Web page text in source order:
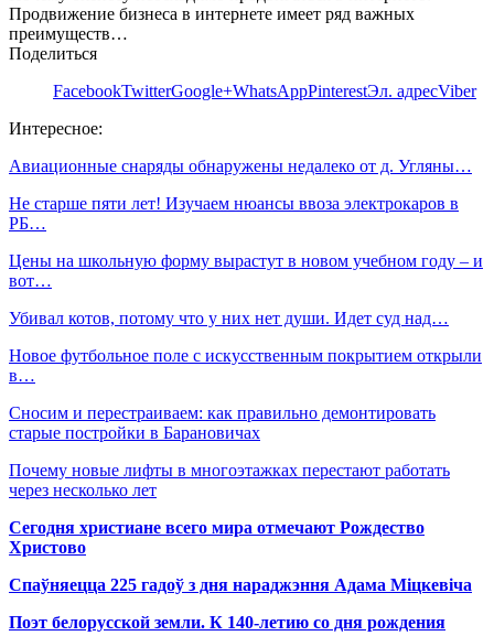
Продвижение бизнеса в интернете имеет ряд важных
преимуществ…
Поделиться
FacebookTwitterGoogle+WhatsAppPinterestЭл. адресViber
Интересное:
Авиационные снаряды обнаружены недалеко от д. Угляны…
Не старше пяти лет! Изучаем нюансы ввоза электрокаров в
РБ…
Цены на школьную форму вырастут в новом учебном году – и
вот…
Убивал котов, потому что у них нет души. Идет суд над…
Новое футбольное поле с искусственным покрытием открыли
в…
Сносим и перестраиваем: как правильно демонтировать
старые постройки в Барановичах
Почему новые лифты в многоэтажках перестают работать
через несколько лет
Сегодня христиане всего мира отмечают Рождество
Христово
Спаўняецца 225 гадоў з дня нараджэння Адама Міцкевіча
Поэт белорусской земли. К 140-летию со дня рождения